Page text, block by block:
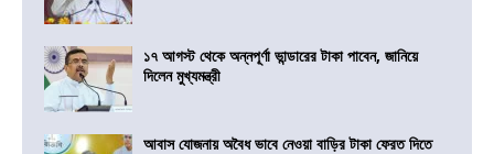
১৭ আগস্ট থেকে অন্নপূর্ণা ভান্ডারের টাকা পাবেন, জানিয়ে
দিলেন মুখ্যমন্ত্রী
আবাস যোজনায় অবৈধ ভাবে নেওয়া বাড়ির টাকা ফেরত দিতে